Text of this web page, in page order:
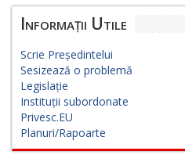
Informații Utile
Scrie Președintelui
Sesizează o problemă
Legislație
Instituții subordonate
Privesc.EU
Planuri/Rapoarte